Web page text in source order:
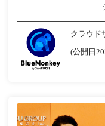
クラウド
(公開日